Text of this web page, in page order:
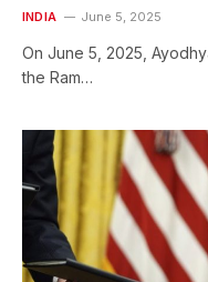
INDIA June 5, 2025
On June 5, 2025,
the Ram…